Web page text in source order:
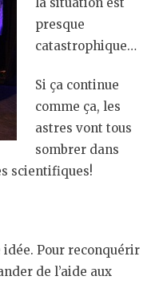
presque
catastrophique…
Si ça continue
comme ça, les
astres vont tous
sombrer dans
scientifiques!
idée. Pour reconquérir
de l’aide aux